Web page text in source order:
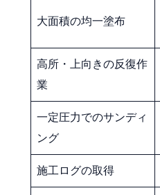
大面積の均一塗布
高所・上向きの反復作
業
一定圧力でのサンディ
ング
施工ログの取得